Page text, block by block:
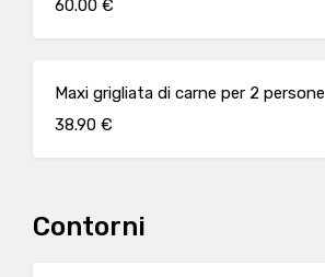
60.00 €
Maxi grigliata di carne per 2 persone
38.90 €
Contorni